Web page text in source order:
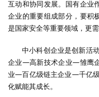
互动和协同发展。国有企业
企业的重要组成部分，要积
是国家安全等重要领域，更
中小科创企业是创新活
企业—高新技术企业—雏鹰
业—百亿级链主企业—千亿
化赋能其成长。